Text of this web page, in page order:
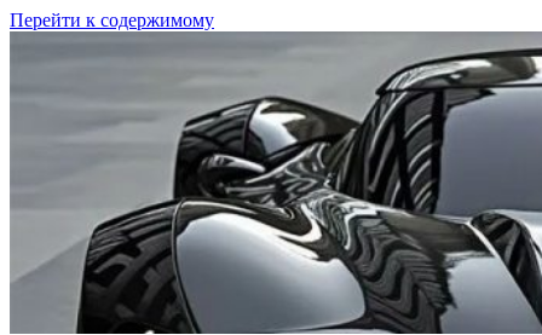
Перейти к содержимому